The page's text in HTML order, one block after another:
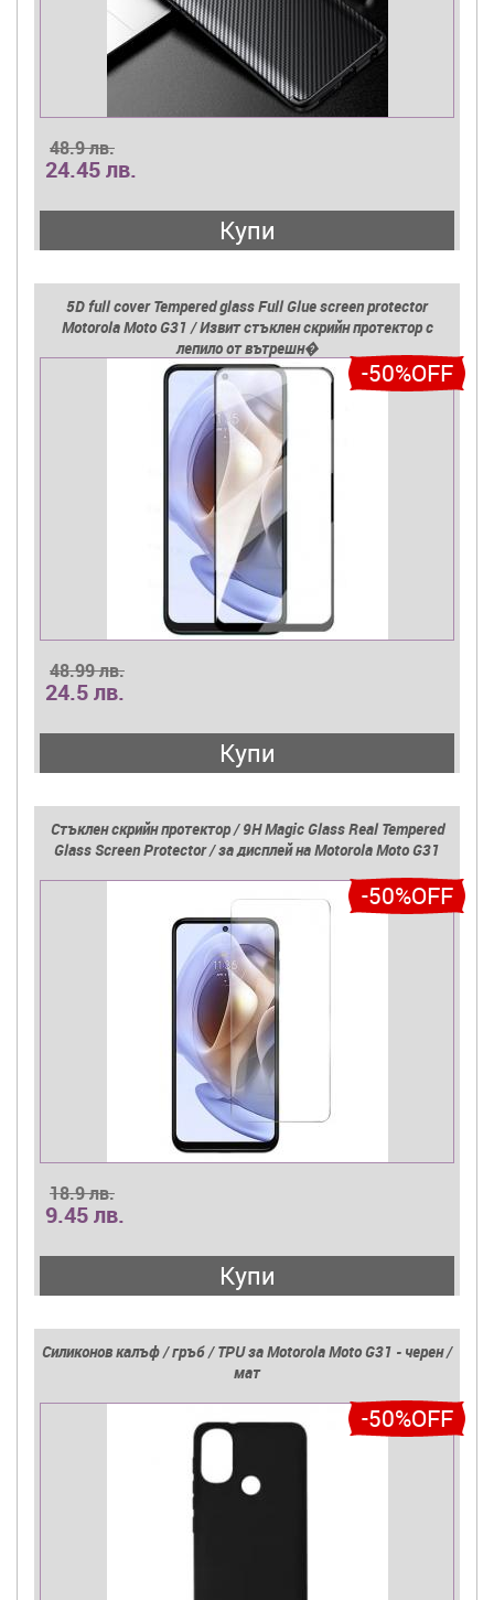
48.9 лв.
24.45 лв.
Купи
5D full cover Tempered glass Full Glue screen protector
Motorola Moto G31 / Извит стъклен скрийн протектор с
лепило от вътрешн�
-50%OFF
48.99 лв.
24.5 лв.
Купи
Стъклен скрийн протектор / 9H Magic Glass Real Tempered
Glass Screen Protector / за дисплей на Motorola Moto G31
-50%OFF
18.9 лв.
9.45 лв.
Купи
Силиконов калъф / гръб / TPU за Motorola Moto G31 - черен /
мат
-50%OFF